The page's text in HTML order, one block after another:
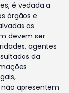
é vedada a
órgãos e
as
devem ser
agentes
da
apresentem